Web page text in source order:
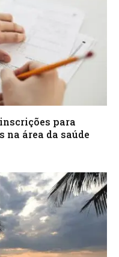
para
na área da saúde